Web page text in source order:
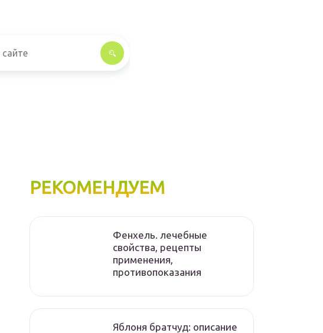
РЕКОМЕНДУЕМ
Фенхель. лечебные
свойства, рецепты
применения,
противопоказания
Яблоня братчуд: описание